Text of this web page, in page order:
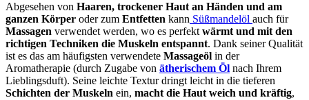
Abgesehen von Haaren, trockener Haut an Händen und am
ganzen Körper oder zum Entfetten kann Süßmandelöl auch für
Massagen verwendet werden, wo es perfekt wärmt und mit den
richtigen Techniken die Muskeln entspannt. Dank seiner Qualität
ist es das am häufigsten verwendete Massageöl in der
Aromatherapie (durch Zugabe von ätherischem Öl nach Ihrem
Lieblingsduft). Seine leichte Textur dringt leicht in die tieferen
Schichten der Muskeln ein, macht die Haut weich und kräftig,